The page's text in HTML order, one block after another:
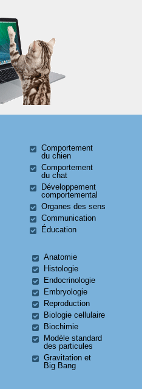
Comportement
du chien
Comportement
du chat
Développement
comportemental
Organes des sens
Communication
Éducation
Anatomie
Histologie
Endocrinologie
Embryologie
Reproduction
Biologie cellulaire
Biochimie
Modèle standard
des particules
Gravitation et
Big Bang